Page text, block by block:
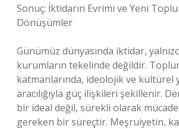
Sonuç: İktidarın Evrimi ve Yeni
Dönüşümler
Günümüz dünyasında iktidar,
kurumların tekelinde değildir.
katmanlarında, ideolojik ve kültürel
aracılığıyla güç ilişkileri şekillenir.
bir ideal değil, sürekli olarak
gereken bir süreçtir. Meşruiyetin,